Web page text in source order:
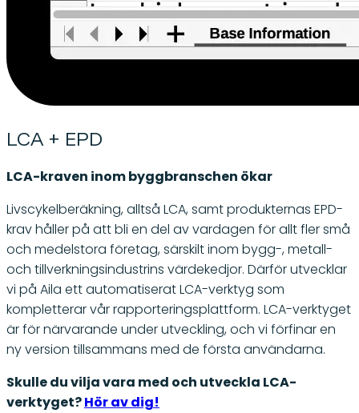
LCA + EPD
LCA-kraven inom byggbranschen ökar
Livscykelberäkning, alltså LCA, samt produkternas EPD-
krav håller på att bli en del av vardagen för allt fler små
och medelstora företag, särskilt inom bygg-, metall-
och tillverkningsindustrins värdekedjor. Därför utvecklar
vi på Aila ett automatiserat LCA-verktyg som
kompletterar vår rapporteringsplattform. LCA-verktyget
är för närvarande under utveckling, och vi förfinar en
ny version tillsammans med de första användarna.
Skulle du vilja vara med och utveckla LCA-
verktyget?Hör av dig!